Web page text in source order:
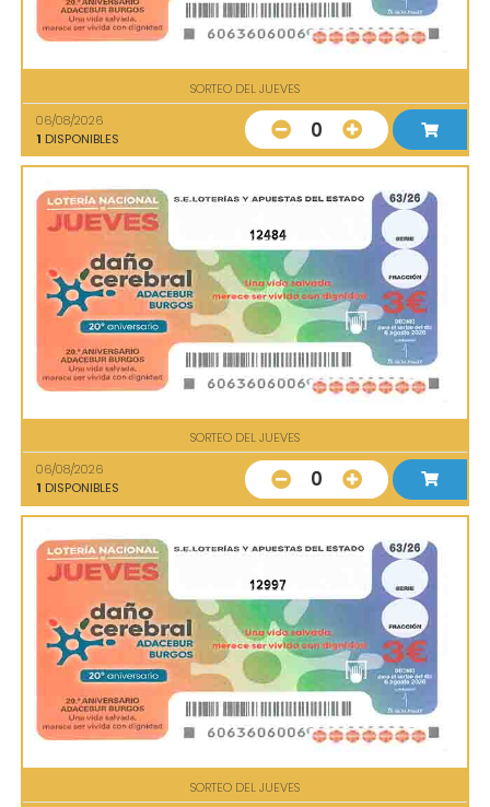
SORTEO DEL JUEVES
06/08/2026
1 DISPONIBLES 0
12484
SORTEO DEL JUEVES
06/08/2026
1 DISPONIBLES 0
12997
SORTEO DEL JUEVES